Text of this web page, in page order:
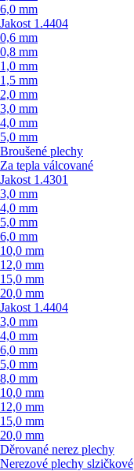
6,0 mm
Jakost 1.4404
0,6 mm
0,8 mm
1,0 mm
1,5 mm
2,0 mm
3,0 mm
4,0 mm
5,0 mm
Broušené plechy
Za tepla válcované
Jakost 1.4301
3,0 mm
4,0 mm
5,0 mm
6,0 mm
10,0 mm
12,0 mm
15,0 mm
20,0 mm
Jakost 1.4404
3,0 mm
4,0 mm
6,0 mm
5,0 mm
8,0 mm
10,0 mm
12,0 mm
15,0 mm
20,0 mm
Děrované nerez plechy
Nerezové plechy slzičkové